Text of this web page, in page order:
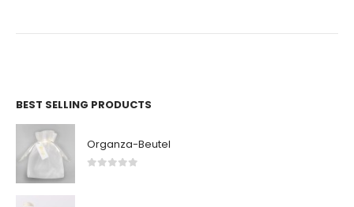
BEST SELLING PRODUCTS
Organza-Beutel